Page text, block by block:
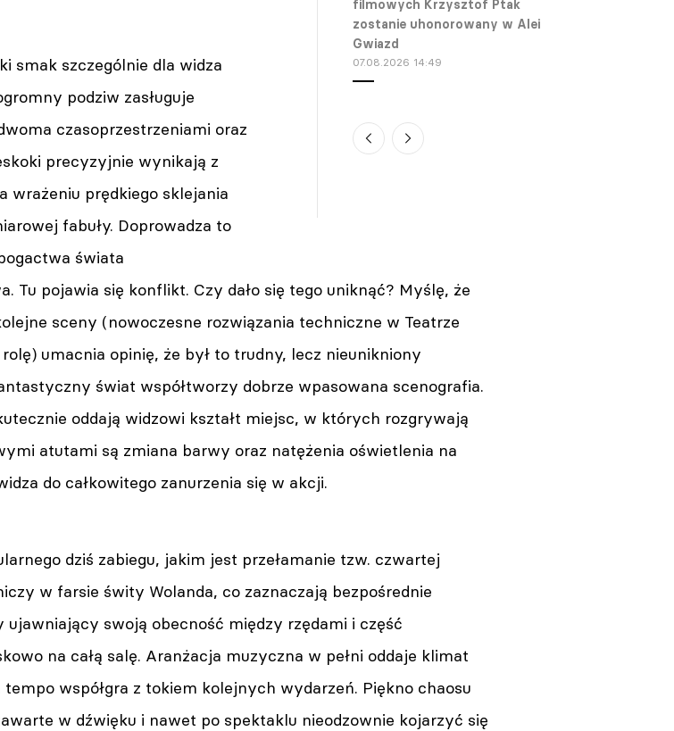
filmowych Krzysztof Ptak
zostanie uhonorowany w Alei
Gwiazd
07.08.2026 14:49
szóstym piętrze Pałacu
Kultury trwa
prezent
07.08.2026 13:45
Wrocław. Woronowicz,
wystąpią na Dworcu
Głównym
smak szczególnie dla widza
podziw zasługuje
czasoprzestrzeniami oraz
precyzyjnie wynikają z
wrażeniu prędkiego sklejania
fabuły. Doprowadza to
świata
Tu pojawia się konflikt. Czy dało się tego uniknąć? Myślę, że
sceny (nowoczesne rozwiązania techniczne w Teatrze
umacnia opinię, że był to trudny, lecz nieunikniony
świat współtworzy dobrze wpasowana scenografia.
oddają widzowi kształt miejsc, w których rozgrywają
atutami są zmiana barwy oraz natężenia oświetlenia na
do całkowitego zanurzenia się w akcji.
dziś zabiegu, jakim jest przełamanie tzw. czwartej
w farsie świty Wolanda, co zaznaczają bezpośrednie
swoją obecność między rzędami i część
na całą salę. Aranżacja muzyczna w pełni oddaje klimat
współgra z tokiem kolejnych wydarzeń. Piękno chaosu
w dźwięku i nawet po spektaklu nieodzownie kojarzyć się